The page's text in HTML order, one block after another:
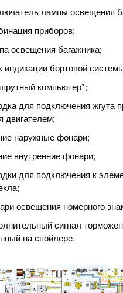
лампы освещения
приборов;
освещения багажника;
бортовой
компьютер*;
для подключения жгута
двигателем;
наружные фонари;
внутренние фонари;
для подключения к
освещения номерного
сигнал
на спойлере.